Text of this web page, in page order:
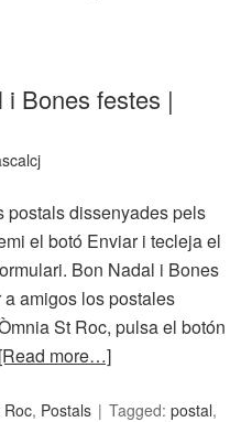
Bones festes |
postals dissenyades pels
el botó Enviar i tecleja el
Bon Nadal i Bones
amigos los postales
St Roc, pulsa el botón
[Read more…]
Roc, Postals Tagged:postal,